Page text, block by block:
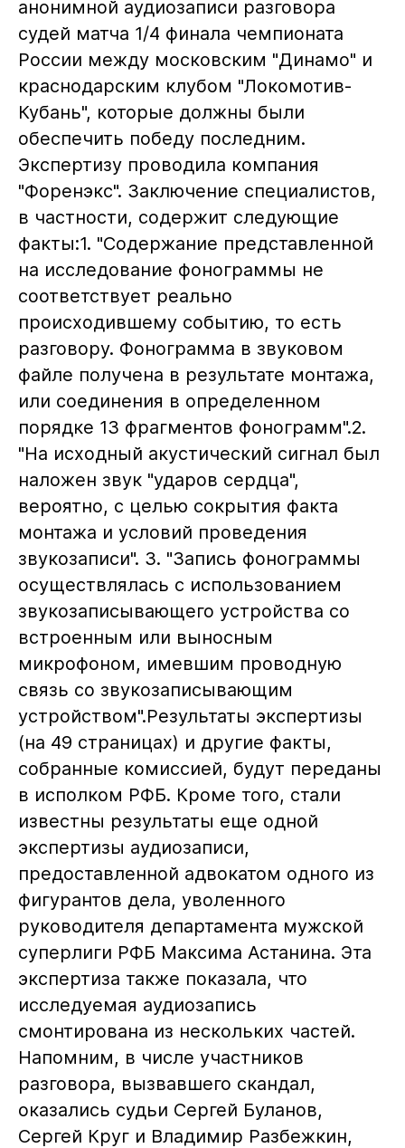
анонимной аудиозаписи разговора
судей матча 1/4 финала чемпионата
России между московским "Динамо" и
краснодарским клубом "Локомотив-
Кубань", которые должны были
обеспечить победу последним.
Экспертизу проводила компания
"Форенэкс". Заключение специалистов,
в частности, содержит следующие
факты:1. "Содержание представленной
на исследование фонограммы не
соответствует реально
происходившему событию, то есть
разговору. Фонограмма в звуковом
файле получена в результате монтажа,
или соединения в определенном
порядке 13 фрагментов фонограмм".2.
"На исходный акустический сигнал был
наложен звук "ударов сердца",
вероятно, с целью сокрытия факта
монтажа и условий проведения
звукозаписи". 3. "Запись фонограммы
осуществлялась с использованием
звукозаписывающего устройства со
встроенным или выносным
микрофоном, имевшим проводную
связь со звукозаписывающим
устройством".Результаты экспертизы
(на 49 страницах) и другие факты,
собранные комиссией, будут переданы
в исполком РФБ. Кроме того, стали
известны результаты еще одной
экспертизы аудиозаписи,
предоставленной адвокатом одного из
фигурантов дела, уволенного
руководителя департамента мужской
суперлиги РФБ Максима Астанина. Эта
экспертиза также показала, что
исследуемая аудиозапись
смонтирована из нескольких частей.
Напомним, в числе участников
разговора, вызвавшего скандал,
оказались судьи Сергей Буланов,
Сергей Круг и Владимир Разбежкин,